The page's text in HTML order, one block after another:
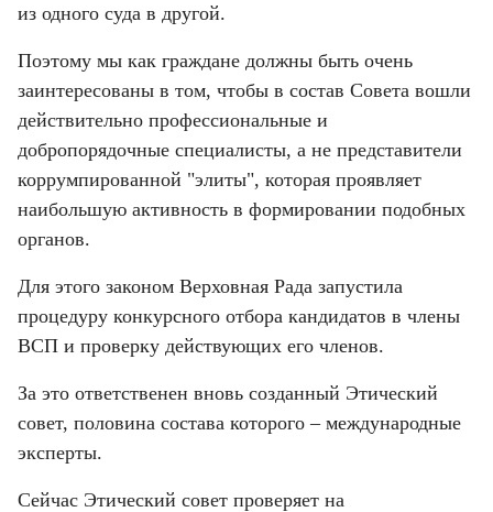
из одного суда в другой.
Поэтому мы как граждане должны быть очень
заинтересованы в том, чтобы в состав Совета вошли
действительно профессиональные и
добропорядочные специалисты, а не представители
коррумпированной "элиты", которая проявляет
наибольшую активность в формировании подобных
органов.
Для этого законом Верховная Рада запустила
процедуру конкурсного отбора кандидатов в члены
ВСП и проверку действующих его членов.
За это ответственен вновь созданный Этический
совет, половина состава которого – международные
эксперты.
Сейчас Этический совет проверяет на